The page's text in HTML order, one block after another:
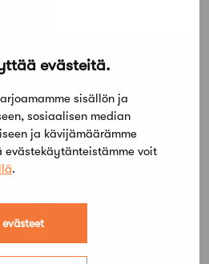
evästeitä.
sisällön ja
sosiaalisen median
ja kävijämäärämme
evästekäytänteistämme voit
.
– Kilpailuohjelma
– Arvostelupöytäkirja